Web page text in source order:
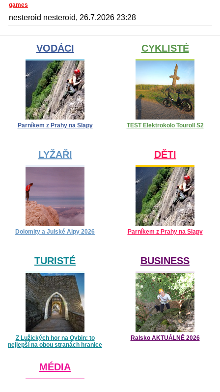
games
nesteroid nesteroid, 26.7.2026 23:28
VODÁCI
Parníkem z Prahy na Slapy
CYKLISTÉ
TEST Elektrokolo Touroll S2
LYŽAŘI
Dolomity a Julské Alpy 2026
DĚTI
Parníkem z Prahy na Slapy
TURISTÉ
Z Lužických hor na Oybin: to
nejlepší na obou stranách hranice
BUSINESS
Ralsko AKTUÁLNĚ 2026
MÉDIA